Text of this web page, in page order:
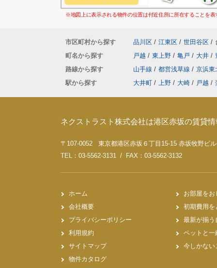
※地図上に表示される物件の位置は付近住所に所在することを
市区町村から探す 品川区 / 江東区 / 世田谷区 /
町名から探す
戸越 / 東上野 / 亀戸 / 大井 /
路線から探す
山手線 / 都営浅草線 / 京浜
駅から探す
大井町 / 上野 / 大崎 / 戸越 /
ネクストラスト株式会社は港区赤坂の賃貸
〒107-0052 東京都港区赤坂６丁目15-15 赤坂牧野ビ
TEL：03-5562-3131 / FAX：03-5562-3132
ホーム
会社概要
プライバシーポリシー
利用規約
サイトマップ
物件カタログ
お部屋を
初期費用を
最新が揃う
ペットと一
今しかない